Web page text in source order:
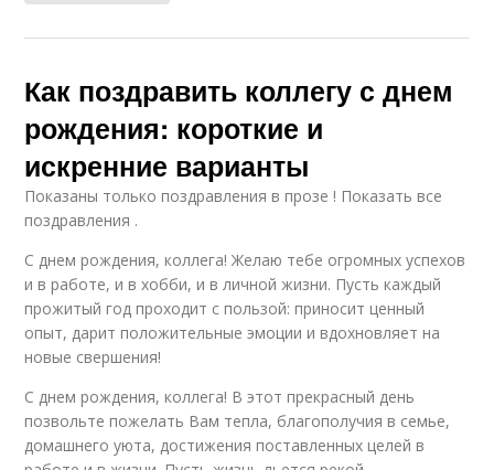
Как поздравить коллегу с днем
рождения: короткие и
искренние варианты
Показаны только поздравления в прозе ! Показать все
поздравления .
С днем рождения, коллега! Желаю тебе огромных успехов
и в работе, и в хобби, и в личной жизни. Пусть каждый
прожитый год проходит с пользой: приносит ценный
опыт, дарит положительные эмоции и вдохновляет на
новые свершения!
С днем рождения, коллега! В этот прекрасный день
позвольте пожелать Вам тепла, благополучия в семье,
домашнего уюта, достижения поставленных целей в